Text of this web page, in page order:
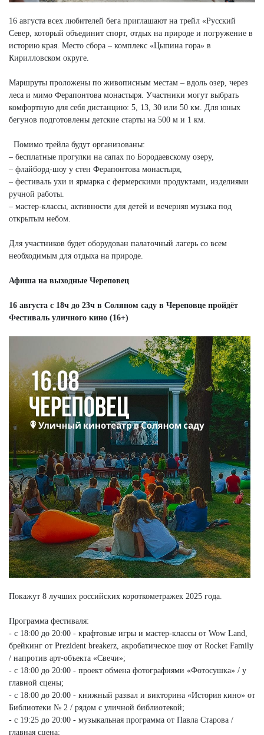
16 августа всех любителей бега приглашают на трейл «Русский
Север, который объединит спорт, отдых на природе и погружение в
историю края. Место сбора – комплекс «Цыпина гора» в
Кирилловском округе.
Маршруты проложены по живописным местам – вдоль озер, через
леса и мимо Ферапонтова монастыря. Участники могут выбрать
комфортную для себя дистанцию: 5, 13, 30 или 50 км. Для юных
бегунов подготовлены детские старты на 500 м и 1 км.
Помимо трейла будут организованы:
– бесплатные прогулки на сапах по Бородаевскому озеру,
– флайборд-шоу у стен Ферапонтова монастыря,
– фестиваль ухи и ярмарка с фермерскими продуктами, изделиями
ручной работы.
– мастер-классы, активности для детей и вечерняя музыка под
открытым небом.
Для участников будет оборудован палаточный лагерь со всем
необходимым для отдыха на природе.
Афиша на выходные Череповец
16 августа с 18ч до 23ч в Соляном саду в Череповце пройдёт
Фестиваль уличного кино (16+)
Покажут 8 лучших российских короткометражек 2025 года.
Программа фестиваля:
- с 18:00 до 20:00 - крафтовые игры и мастер-классы от Wow Land,
брейкинг от Prezident breakerz, акробатическое шоу от Rocket Family
/ напротив арт-объекта «Свечи»;
- с 18:00 до 20:00 - проект обмена фотографиями «Фотосушка» / у
главной сцены;
- с 18:00 до 20:00 - книжный развал и викторина «История кино» от
Библиотеки № 2 / рядом с уличной библиотекой;
- с 19:25 до 20:00 - музыкальная программа от Павла Старова /
главная сцена;